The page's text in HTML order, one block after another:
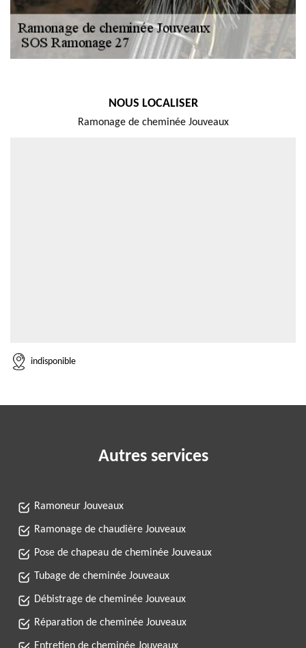
NOUS LOCALISER
Ramonage de cheminée Jouveaux
indisponible
Autres services
Ramoneur Jouveaux
Ramonage de chaudière Jouveaux
Pose de chapeau de cheminée Jouveaux
Tubage de cheminée Jouveaux
Débistrage de cheminée Jouveaux
Réparation de cheminée Jouveaux